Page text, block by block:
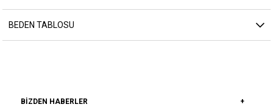
BEDEN TABLOSU
BIZDEN HABERLER